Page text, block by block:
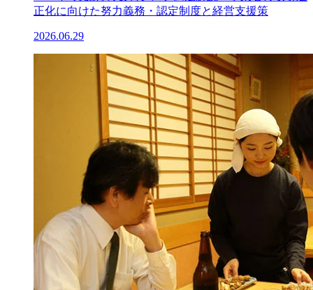
正化に向けた努力義務・認定制度と経営支援策
2026.06.29